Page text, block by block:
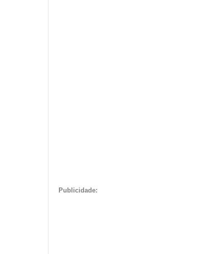
Publicidade: